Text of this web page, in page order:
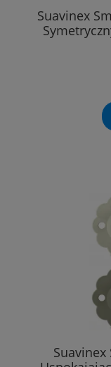
Suavinex
Suavinex